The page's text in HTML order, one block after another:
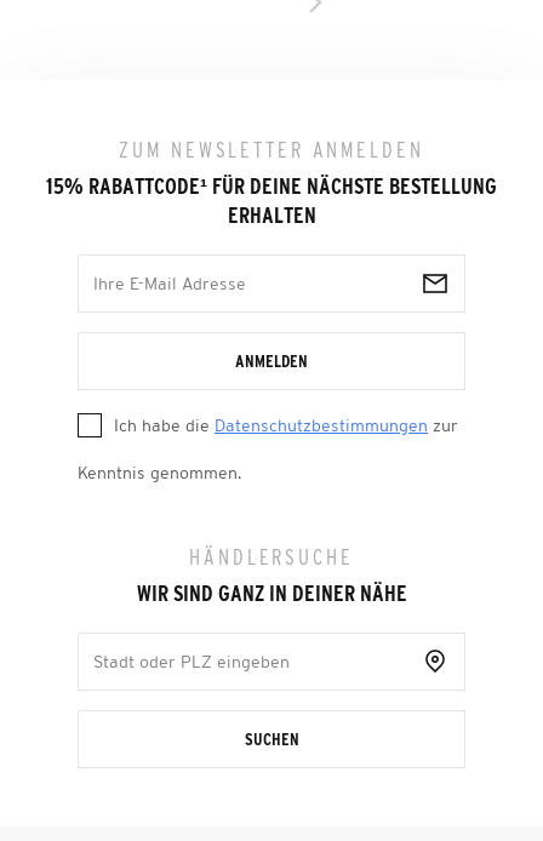
ZUM NEWSLETTER ANMELDEN
15% RABATTCODE¹ FÜR DEINE NÄCHSTE BESTELLUNG
ERHALTEN
ANMELDEN
Ich habe die Datenschutzbestimmungen zur
Kenntnis genommen.
HÄNDLERSUCHE
WIR SIND GANZ IN DEINER NÄHE
SUCHEN